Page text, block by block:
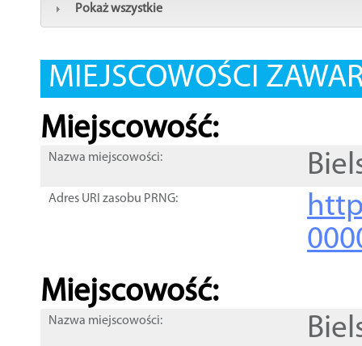
Pokaż wszystkie
MIEJSCOWOŚCI
Miejscowość:
Nazwa miejscowości:
Adres URI zasobu PRNG:
Miejscowość:
Nazwa miejscowości: